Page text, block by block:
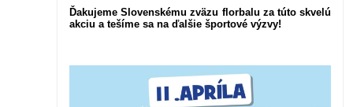
Ďakujeme Slovenskému zväzu florbalu za túto skvelú
akciu a tešíme sa na ďalšie športové výzvy!